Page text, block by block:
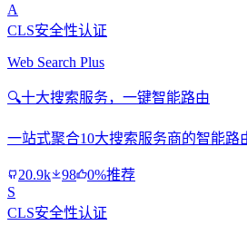
A
CLS安全性认证
Web Search Plus
🔍十大搜索服务，一键智能路由
一站式聚合10大搜索服务商的智能
20.9k 98
0%推荐
S
CLS安全性认证